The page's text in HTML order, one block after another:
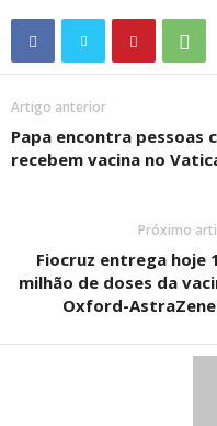
Artigo anterior
Papa encontra pessoas
recebem vacina no
Próximo
Fiocruz entrega hoje
milhão de doses da
Oxford-